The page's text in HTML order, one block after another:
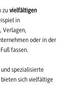
zu vielfältigen
in
Verlagen,
oder in der
fassen.
spezialisierte
sich vielfältige